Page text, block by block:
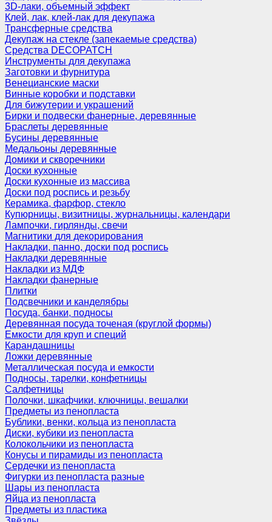
3D-лаки, объемный эффект
Клей, лак, клей-лак для декупажа
Трансферные средства
Декупаж на стекле (запекаемые средства)
Средства DECOPATCH
Инструменты для декупажа
Заготовки и фурнитура
Венецианские маски
Винные коробки и подставки
Для бижутерии и украшений
Бирки и подвески фанерные, деревянные
Браслеты деревянные
Бусины деревянные
Медальоны деревянные
Домики и скворечники
Доски кухонные
Доски кухонные из массива
Доски под роспись и резьбу
Керамика, фарфор, стекло
Купюрницы, визитницы, журнальницы, календари
Лампочки, гирлянды, свечи
Магнитики для декорирования
Накладки, панно, доски под роспись
Накладки деревянные
Накладки из МДФ
Накладки фанерные
Плитки
Подсвечники и канделябры
Посуда, банки, подносы
Деревянная посуда точеная (круглой формы)
Емкости для круп и специй
Карандашницы
Ложки деревянные
Металлическая посуда и емкости
Подносы, тарелки, конфетницы
Салфетницы
Полочки, шкафчики, ключницы, вешалки
Предметы из пенопласта
Бублики, венки, кольца из пенопласта
Диски, кубики из пенопласта
Колокольчики из пенопласта
Конусы и пирамиды из пенопласта
Сердечки из пенопласта
Фигурки из пенопласта разные
Шары из пенопласта
Яйца из пенопласта
Предметы из пластика